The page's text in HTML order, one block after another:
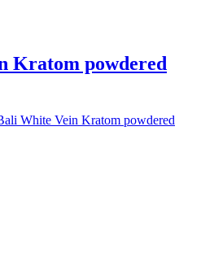
Kratom powdered
White Vein Kratom powdered